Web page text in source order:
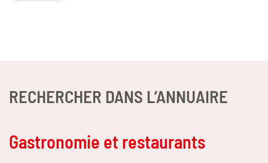
RECHERCHER DANS L’ANNUAIRE
Gastronomie et restaurants